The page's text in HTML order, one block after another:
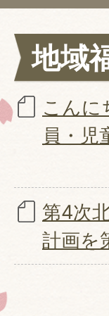
地域
こんに
員・児
第4次
計画を